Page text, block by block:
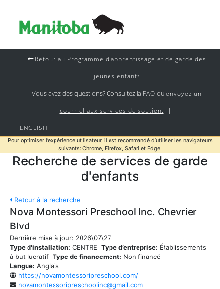
Retour au Programme d'apprentissage et de garde des
jeunes enfants
Vous avez des questions? Consultez la FAQ ou envoyez un
courriel aux services de soutien. |
ENGLISH
Pour optimiser l’expérience utilisateur, il est recommandé d’utiliser les navigateurs
suivants: Chrome, Firefox, Safari et Edge.
Recherche de services de garde
d'enfants
Retour à la recherche
Nova Montessori Preschool Inc. Chevrier
Blvd
Dernière mise à jour: 2026\07\27
Type d'installation: CENTRE Type d’entreprise: Établissements
à but lucratif Type de financement: Non financé
Langue: Anglais
https://novamontessoripreschool.com/
novamontessoripreschoolinc@gmail.com